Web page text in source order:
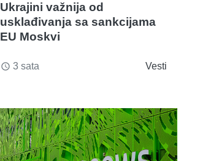
Ukrajini važnija od
usklađivanja sa sankcijama
EU Moskvi
access_time 3 sata Vesti